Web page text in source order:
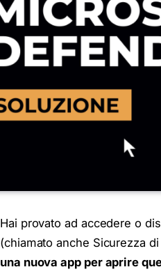
Hai provato ad accedere o
(chiamato anche Sicurezza
una nuova app per aprire